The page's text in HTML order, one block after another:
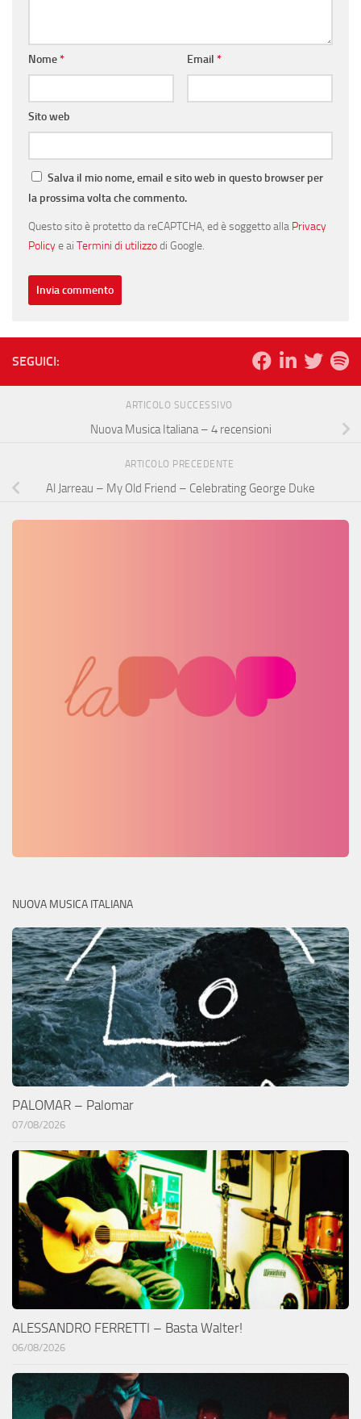
Nome* Email *
Sito web
Salva il mio nome, email e sito web in questo browser per
la prossima volta che commento.
Questo sito è protetto da reCAPTCHA, ed è soggetto alla Privacy
Policye ai Termini di utilizzodi Google.
SEGUICI:
ARTICOLO SUCCESSIVO
Nuova Musica Italiana – 4 recensioni
ARTICOLO PRECEDENTE
Al Jarreau – My Old Friend – Celebrating George Duke
NUOVA MUSICA ITALIANA
PALOMAR – Palomar
07/08/2026
ALESSANDRO FERRETTI – Basta Walter!
06/08/2026